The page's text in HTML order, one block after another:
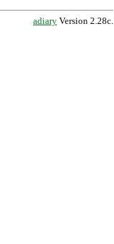
adiary Version 2.28c.